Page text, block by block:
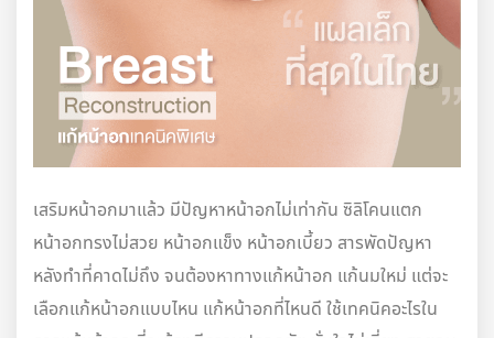
เสริมหน้าอกมาแล้ว มีปัญหาหน้าอกไม่เท่ากัน ซิลิโคนแตก
หน้าอกทรงไม่สวย หน้าอกแข็ง หน้าอกเบี้ยว สารพัดปัญหา
หลังทำที่คาดไม่ถึง จนต้องหาทางแก้หน้าอก แก้นมใหม่ แต่จะ
เลือกแก้หน้าอกแบบไหน แก้หน้าอกที่ไหนดี ใช้เทคนิคอะไรใน